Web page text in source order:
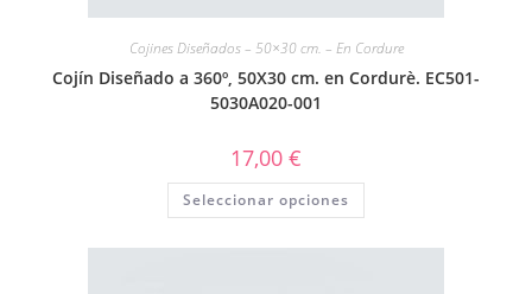
Cojines Diseñados – 50×30 cm. – En Cordure
Cojín Diseñado a 360º, 50X30 cm. en Cordurè. EC501-
5030A020-001
17,00 €
Seleccionar opciones